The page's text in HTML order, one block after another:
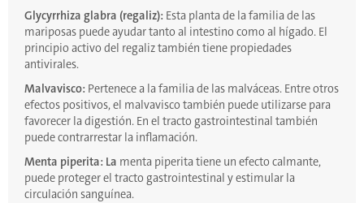
Glycyrrhiza glabra (regaliz): Esta planta de la familia de las
mariposas puede ayudar tanto al intestino como al hígado. El
principio activo del regaliz también tiene propiedades
antivirales.
Malvavisco: Pertenece a la familia de las malváceas. Entre otros
efectos positivos, el malvavisco también puede utilizarse para
favorecer la digestión. En el tracto gastrointestinal también
puede contrarrestar la inflamación.
Menta piperita: La menta piperita tiene un efecto calmante,
puede proteger el tracto gastrointestinal y estimular la
circulación sanguínea.